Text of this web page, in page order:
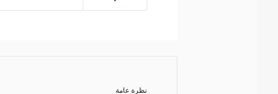
نظرة عامة